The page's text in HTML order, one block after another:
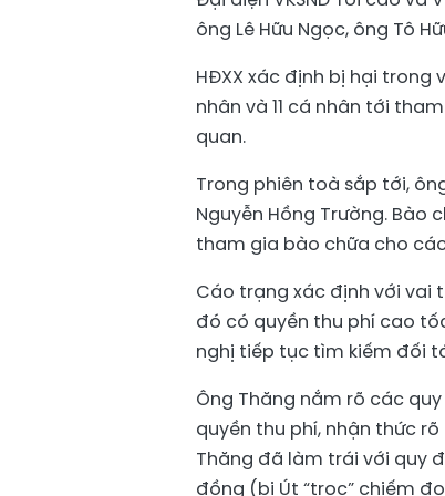
ông Lê Hữu Ngọc, ông Tô
HĐXX xác định bị hại trong
nhân và 11 cá nhân tới
quan.
Trong phiên toà sắp tới,
Nguyễn Hồng Trường. Bào
tham gia bào chữa cho
Cáo trạng xác định với vai
đó có quyền thu phí cao
nghị tiếp tục tìm kiếm đối
Ông Thăng nắm rõ các
quyền thu phí, nhận thức
Thăng đã làm trái với quy
đồng (bị Út “trọc” chiếm